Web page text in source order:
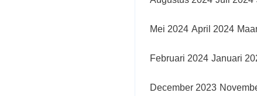
Mei 2024 April 2024
Februari 2024 Januari
December 2023